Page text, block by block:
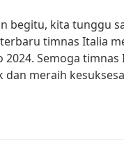
begitu, kita tunggu
timnas Italia
2024. Semoga
dan meraih